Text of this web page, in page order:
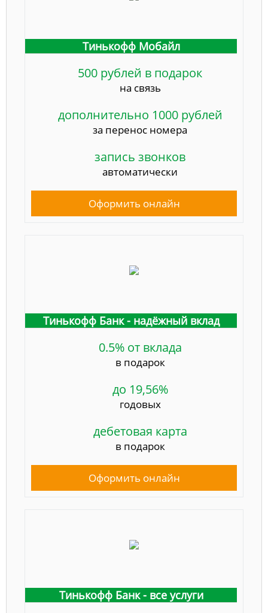
Тинькофф Мобайл
500 рублей в подарок
на связь
дополнительно 1000 рублей
за перенос номера
запись звонков
автоматически
Оформить онлайн
Тинькофф Банк - надёжный вклад
0.5% от вклада
в подарок
до 19,56%
годовых
дебетовая карта
в подарок
Оформить онлайн
Тинькофф Банк - все услуги